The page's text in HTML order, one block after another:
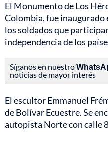
El Monumento de Los
Colombia, fue inaugurado
los soldados que
independencia de los
Síganos en nuestro
noticias de mayor interés
El escultor Emmanuel
de Bolívar Ecuestre. Se
autopista Norte con calle